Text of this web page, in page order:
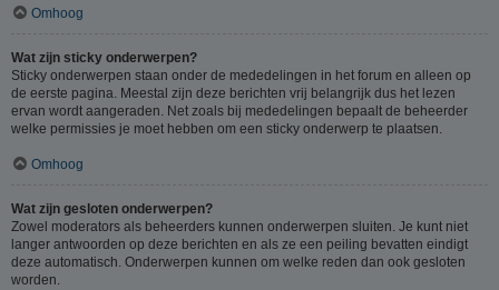
Omhoog
Wat zijn sticky onderwerpen?
Sticky onderwerpen staan onder de mededelingen in het forum en alleen op
de eerste pagina. Meestal zijn deze berichten vrij belangrijk dus het lezen
ervan wordt aangeraden. Net zoals bij mededelingen bepaalt de beheerder
welke permissies je moet hebben om een sticky onderwerp te plaatsen.
Omhoog
Wat zijn gesloten onderwerpen?
Zowel moderators als beheerders kunnen onderwerpen sluiten. Je kunt niet
langer antwoorden op deze berichten en als ze een peiling bevatten eindigt
deze automatisch. Onderwerpen kunnen om welke reden dan ook gesloten
worden.